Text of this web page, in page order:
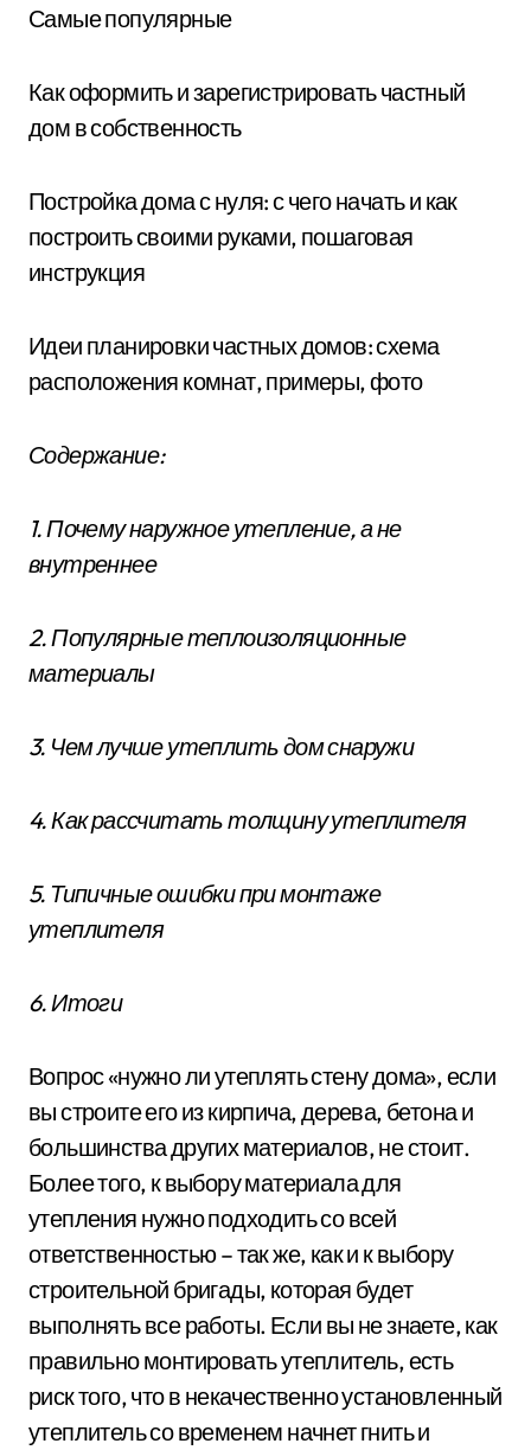
Самые популярные
Как оформить и зарегистрировать частный
дом в собственность
Постройка дома с нуля: с чего начать и как
построить своими руками, пошаговая
инструкция
Идеи планировки частных домов: схема
расположения комнат, примеры, фото
Содержание:
1. Почему наружное утепление, а не
внутреннее
2. Популярные теплоизоляционные
материалы
3. Чем лучше утеплить дом снаружи
4. Как рассчитать толщину утеплителя
5. Типичные ошибки при монтаже
утеплителя
6. Итоги
Вопрос «нужно ли утеплять стену дома», если
вы строите его из кирпича, дерева, бетона и
большинства других материалов, не стоит.
Более того, к выбору материала для
утепления нужно подходить со всей
ответственностью – так же, как и к выбору
строительной бригады, которая будет
выполнять все работы. Если вы не знаете, как
правильно монтировать утеплитель, есть
риск того, что в некачественно установленный
утеплитель со временем начнет гнить и